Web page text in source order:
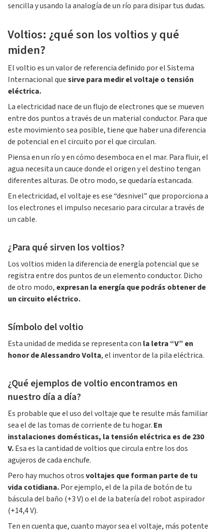
sencilla y usando la analogía de un río para disipar tus dudas.
Voltios: ¿qué son los voltios y qué
miden?
El voltio es un valor de referencia definido por el Sistema
Internacional quesirve para medir el voltaje o tensión
eléctrica.
La electricidad nace de un flujo de electrones que se mueven
entre dos puntos a través de un material conductor. Para que
este movimiento sea posible, tiene que haber una diferencia
de potencial en el circuito por el que circulan.
Piensa en un río y en cómo desemboca en el mar. Para fluir, el
agua necesita un cauce donde el origen y el destino tengan
diferentes alturas. De otro modo, se quedaría estancada.
En electricidad, el voltaje es ese “desnivel” que proporciona a
los electrones el impulso necesario para circular a través de
un cable.
¿Para qué sirven los voltios?
Los voltios miden la diferencia de energía potencial que se
registra entre dos puntos de un elemento conductor. Dicho
de otro modo, expresan la energía que podrás obtener de
un circuito eléctrico.
Símbolo del voltio
Esta unidad de medida se representa con la letra “V” en
honor de Alessandro Volta, el inventor de la pila eléctrica.
¿Qué ejemplos de voltio encontramos en
nuestro día a día?
Es probable que el uso del voltaje que te resulte más familiar
sea el de las tomas de corriente de tu hogar. En
instalaciones domésticas, la tensión eléctrica es de 230
V.Esa es la cantidad de voltios que circula entre los dos
agujeros de cada enchufe.
Pero hay muchos otrosvoltajes que forman parte de tu
vida cotidiana.Por ejemplo, el de la pila de botón de tu
báscula del baño (+3 V) o el de la batería del robot aspirador
(+14,4 V).
Ten en cuenta que, cuanto mayor sea el voltaje, más potente